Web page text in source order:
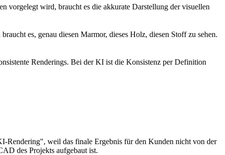
vorgelegt wird, braucht es die akkurate Darstellung der visuellen
es, genau diesen Marmor, dieses Holz, diesen Stoff zu sehen.
Renderings. Bei der KI ist die Konsistenz per Definition
Rendering", weil das finale Ergebnis für den Kunden nicht von der
des Projekts aufgebaut ist.